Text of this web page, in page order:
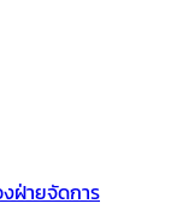
งฝ่ายจัดการ